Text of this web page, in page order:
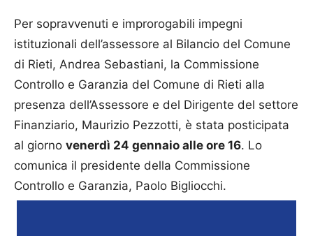
Per sopravvenuti e improrogabili impegni
istituzionali dell’assessore al Bilancio del Comune
di Rieti, Andrea Sebastiani, la Commissione
Controllo e Garanzia del Comune di Rieti alla
presenza dell’Assessore e del Dirigente del settore
Finanziario, Maurizio Pezzotti, è stata posticipata
al giorno venerdì 24 gennaio alle ore 16. Lo
comunica il presidente della Commissione
Controllo e Garanzia, Paolo Bigliocchi.